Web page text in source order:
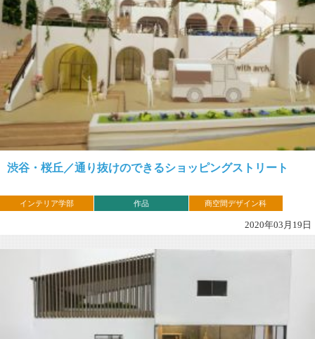
渋谷・桜丘／通り抜けのできるショッピングストリート
インテリア学部 作品 商空間デザイン科
2020年03月19日